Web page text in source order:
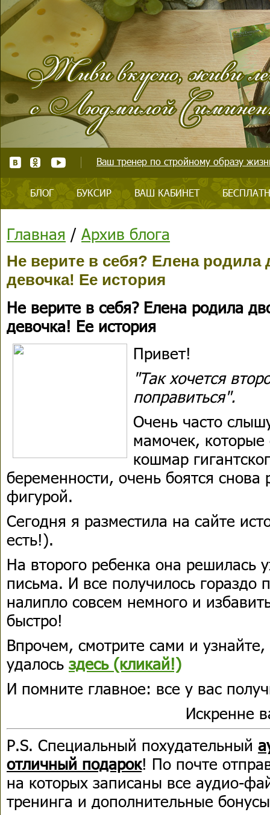
Ваш тренер по стройному образу
БЛОГ БУКСИР ВАШ КАБИНЕТ
Главная / Архив блога
Не верите в себя? Елена родила
девочка! Ее история
Не верите в себя? Елена родила
девочка! Ее история
Привет!
"Так хочется
поправиться".
Очень часто
мамочек,
кошмар
беременности, очень боятся снова
фигурой.
Сегодня я разместила на сайте
есть!).
На второго ребенка она решилась
письма. И все получилось
налипло совсем немного и
быстро!
Впрочем, смотрите сами и
удалось здесь (кликай!)
И помните главное: все у вас
Искренне
P.S. Специальный похудательный
отличный подарок! По почте
на которых записаны все аудио-
тренинга и дополнительные